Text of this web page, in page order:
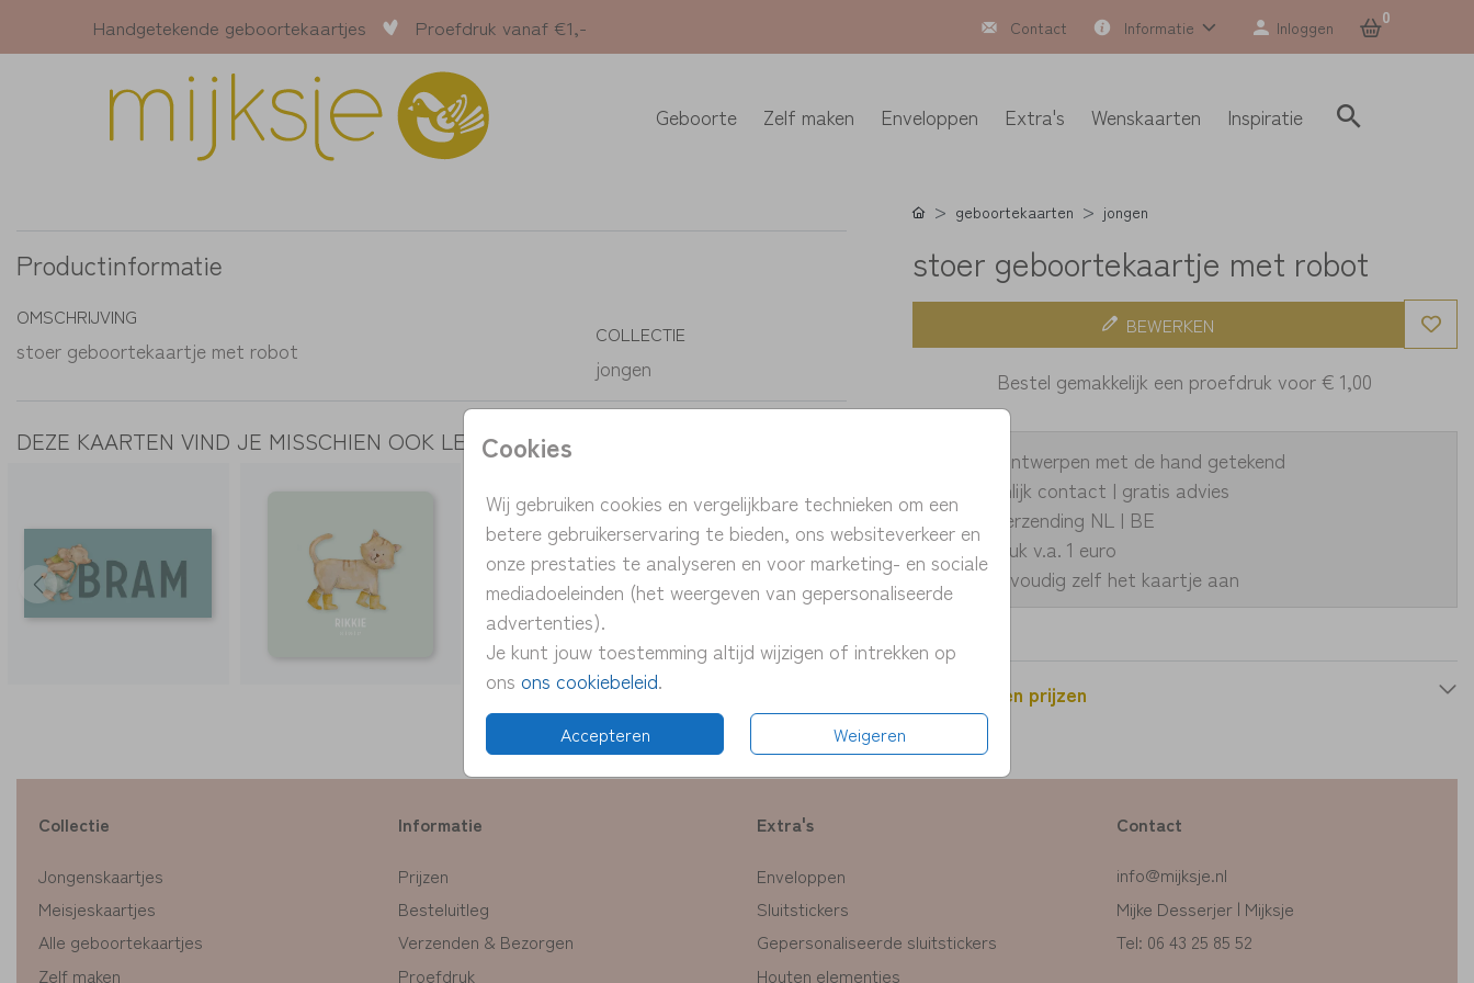
Handgetekende geboortekaartjes Proefdruk vanaf €1,- Contact Informatie Inloggen 0
Geboorte Zelf maken Enveloppen Extra's Wenskaarten Inspiratie
Cookies
Wij gebruiken cookies en vergelijkbare technieken om een
betere gebruikerservaring te bieden, ons websiteverkeer en
onze prestaties te analyseren en voor marketing- en sociale
mediadoeleinden (het weergeven van gepersonaliseerde
advertenties).
Je kunt jouw toestemming altijd wijzigen of intrekken op
ons ons cookiebeleid.
Accepteren Weigeren
Productinformatie
OMSCHRIJVING
stoer geboortekaartje met robot
COLLECTIE
jongen
DEZE KAARTEN VIND JE MISSCHIEN OOK LEUK
geboortekaarten jongen
stoer geboortekaartje met robot
BEWERKEN
Bestel gemakkelijk een proefdruk voor€ 1,00
> unieke ontwerpen met de hand getekend
> persoonlijk contact | gratis advies
> snelle verzending NL | BE
> proefdruk v.a. 1 euro
> pas eenvoudig zelf het kaartje aan
Formaten en prijzen
Collectie
Jongenskaartjes
Meisjeskaartjes
Alle geboortekaartjes
Zelf maken
Informatie
Prijzen
Besteluitleg
Verzenden & Bezorgen
Proefdruk
Extra's
Enveloppen
Sluitstickers
Gepersonaliseerde sluitstickers
Houten elementjes
Contact
info@mijksje.nl
Mijke Desserjer | Mijksje
Tel: 06 43 25 85 52